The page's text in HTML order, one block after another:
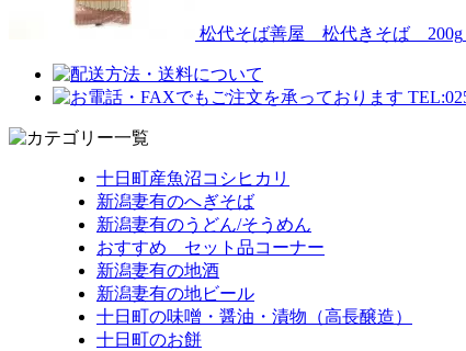
松代そば善屋 松代きそば 200g
十日町産魚沼コシヒカリ
新潟妻有のへぎそば
新潟妻有のうどん/そうめん
おすすめ セット品コーナー
新潟妻有の地酒
新潟妻有の地ビール
十日町の味噌・醤油・漬物（高長醸造）
十日町のお餅